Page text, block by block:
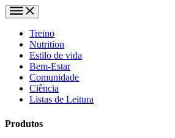
Treino
Nutrition
Estilo de vida
Bem-Estar
Comunidade
Ciência
Listas de Leitura
Produtos